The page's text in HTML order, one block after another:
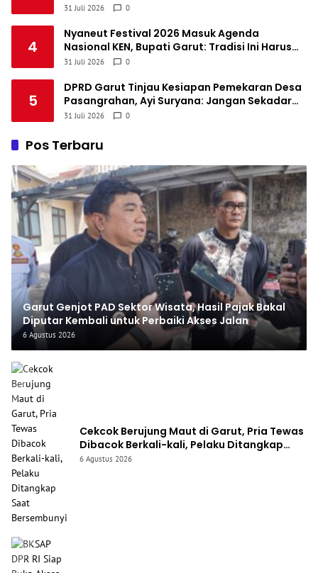
Terhambat Persoalan Keuangan Lama
31 Juli 2026 0
4
Nyaneut Festival 2026 Masuk Agenda
Nasional KEN, Bupati Garut: Tradisi Ini Harus
Jadi Kebanggaan Daerah
31 Juli 2026 0
5
DPRD Garut Tinjau Kesiapan Pemekaran Desa
Pasangrahan, Ayi Suryana: Jangan Sekadar
Pisah Wilayah
31 Juli 2026 0
Pos Terbaru
Garut Genjot PAD Sektor Wisata, Hasil Pajak Bakal
Diputar Kembali untuk Perbaiki Akses Jalan
6 Agustus 2026
Cekcok Berujung Maut di Garut, Pria Tewas
Dibacok Berkali-kali, Pelaku Ditangkap
Saat Bersembunyi
6 Agustus 2026